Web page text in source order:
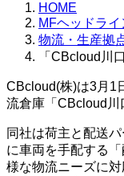
HOME
MFヘッドラ
物流・生産拠
「CBcloud川
CBcloud(株)は3月1
流倉庫「CBcloud川
同社は荷主と配送
に車両を手配する
様な物流ニーズに